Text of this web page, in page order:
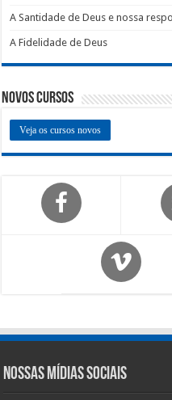
A Santidade de Deus e nossa
A Fidelidade de Deus
Novos Cursos
Veja os cursos novos
Nossas Mídias Sociais